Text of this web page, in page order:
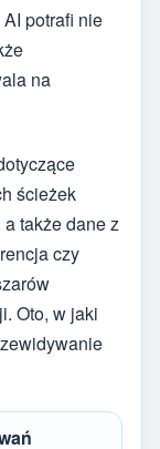
potrafi nie
na
ścieżek
także dane z
czy
Oto, w jaki